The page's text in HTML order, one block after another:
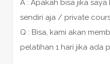
A : Apakah bisa jika
sendiri aja / private
Q : Bisa, kami akan
pelatihan 1 hari jika ada